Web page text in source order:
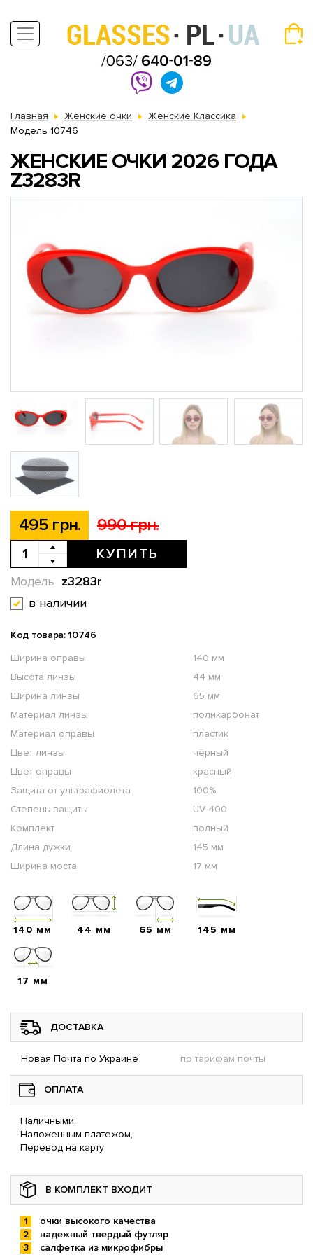
Главная Женские очки
Женские Классика
Модель 10746
ЖЕНСКИЕ ОЧКИ 2026 ГОДА
Z3283R
495 грн. 990 грн.
КУПИТЬ
z3283r
Модель
в наличии
Код товара: 10746
Ширина оправы
140 мм
Высота линзы
44 мм
Ширина линзы
65 мм
Материал линзы
поликарбонат
Материал оправы
пластик
Цвет линзы
чёрный
Цвет оправы
красный
Защита от ультрафиолета
100%
Степень защиты
UV 400
Комплект
полный
Длина дужки
145 мм
Ширина моста
17 мм
140 мм 44 мм 65 мм 145 мм
17 мм
ДОСТАВКА
Новая Почта по Украине по тарифам почты
ОПЛАТА
Наличными,
Наложенным платежом,
Перевод на карту
В КОМПЛЕКТ ВХОДИТ
очки высокого качества
надежный твердый футляр
салфетка из микрофибры